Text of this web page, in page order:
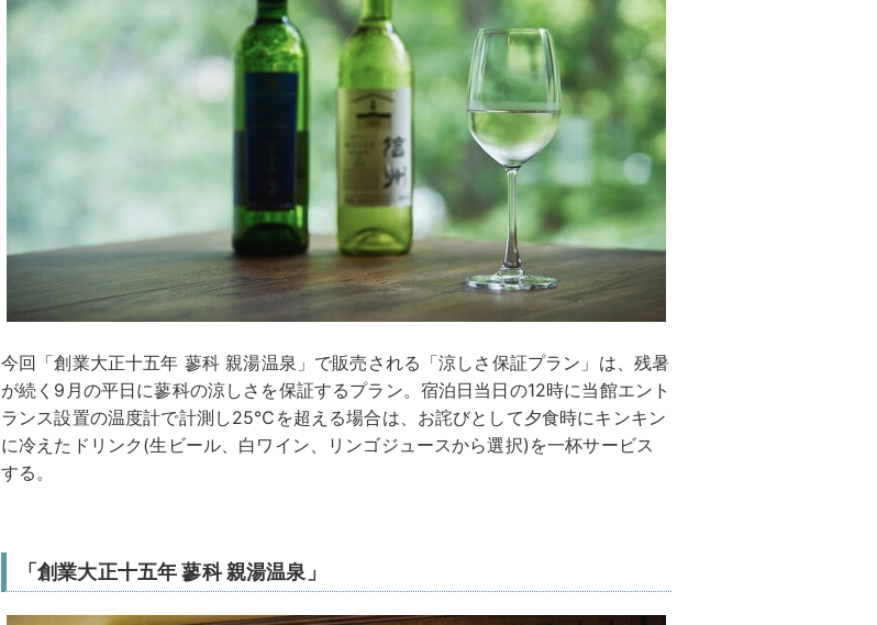
今回「創業大正十五年 蓼科 親湯温泉」で販売される「涼しさ保証プラン」は、残暑
が続く9月の平日に蓼科の涼しさを保証するプラン。宿泊日当日の12時に当館エント
ランス設置の温度計で計測し25℃を超える場合は、お詫びとして夕食時にキンキン
に冷えたドリンク(生ビール、白ワイン、リンゴジュースから選択)を一杯サービス
する。
「創業大正十五年 蓼科 親湯温泉」